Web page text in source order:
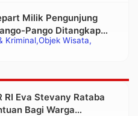
Kriminal Objek Wisata
Milik Pengunjung
Pango Ditangkap
RI Eva Stevany Rataba
Bagi Warga